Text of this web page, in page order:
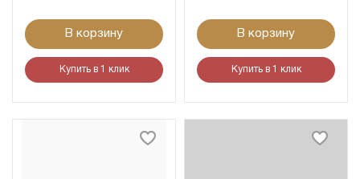
В корзину
Купить в 1 клик
В корзину
Купить в 1 клик